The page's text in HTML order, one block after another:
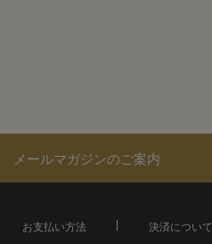
メールマガジンのご案内
お支払い方法 決済について